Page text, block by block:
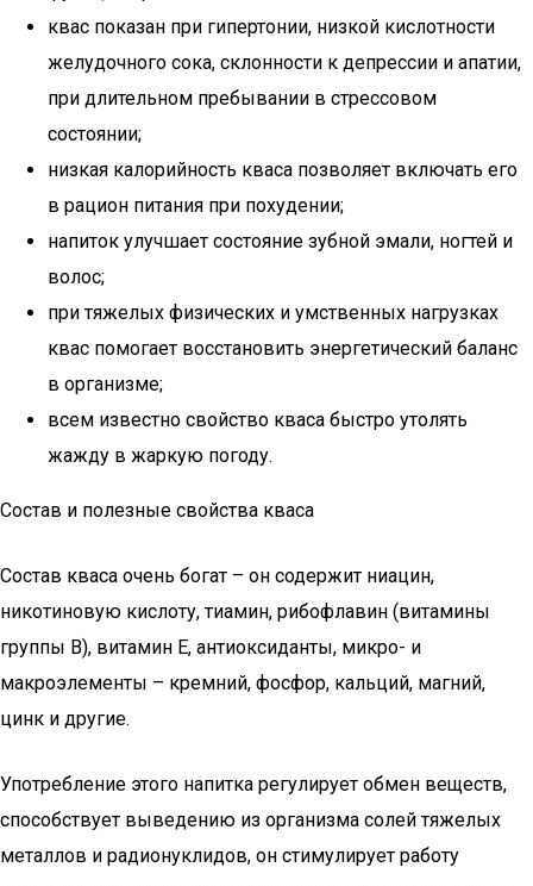
квас показан при гипертонии, низкой кислотности
желудочного сока, склонности к депрессии и апатии,
при длительном пребывании в стрессовом
состоянии;
низкая калорийность кваса позволяет включать его
в рацион питания при похудении;
напиток улучшает состояние зубной эмали, ногтей и
волос;
при тяжелых физических и умственных нагрузках
квас помогает восстановить энергетический баланс
в организме;
всем известно свойство кваса быстро утолять
жажду в жаркую погоду.
Состав и полезные свойства кваса
Состав кваса очень богат – он содержит ниацин,
никотиновую кислоту, тиамин, рибофлавин (витамины
группы В), витамин Е, антиоксиданты, микро- и
макроэлементы – кремний, фосфор, кальций, магний,
цинк и другие.
Употребление этого напитка регулирует обмен веществ,
способствует выведению из организма солей тяжелых
металлов и радионуклидов, он стимулирует работу